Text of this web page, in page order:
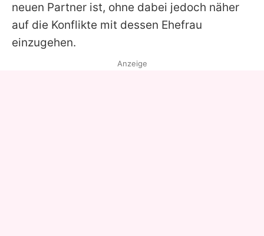
neuen Partner ist, ohne dabei jedoch näher
auf die Konflikte mit dessen Ehefrau
einzugehen.
Anzeige